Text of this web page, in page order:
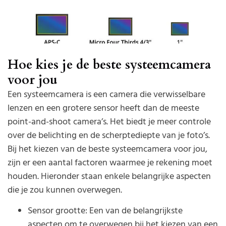
Hoe kies je de beste systeemcamera
voor jou
Een systeemcamera is een camera die verwisselbare
lenzen en een grotere sensor heeft dan de meeste
point-and-shoot camera’s. Het biedt je meer controle
over de belichting en de scherptediepte van je foto’s.
Bij het kiezen van de beste systeemcamera voor jou,
zijn er een aantal factoren waarmee je rekening moet
houden. Hieronder staan enkele belangrijke aspecten
die je zou kunnen overwegen.
Sensor grootte: Een van de belangrijkste